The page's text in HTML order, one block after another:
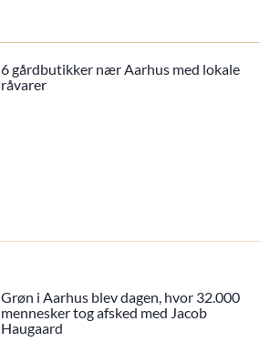
6 gårdbutikker nær Aarhus med lokale
råvarer
Grøn i Aarhus blev dagen, hvor 32.000
mennesker tog afsked med Jacob
Haugaard